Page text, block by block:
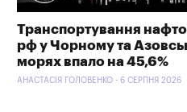
Транспортування
рф у Чорному та
морях впало на 45,6%
АНАСТАСІЯ ГОЛОВЕНКО - 6 СЕРПНЯ 2026